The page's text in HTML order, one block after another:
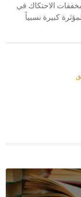
الاحتكاك في
كبيرة نسبياً